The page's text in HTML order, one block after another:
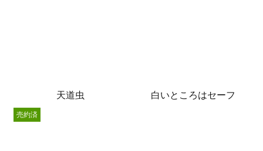
天道虫 白いところはセーフ
売約済